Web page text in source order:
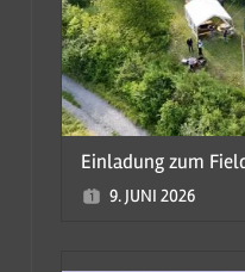
Einladung zum
9. JUNI 2026